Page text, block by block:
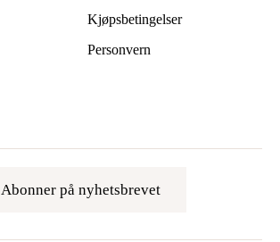
Kjøpsbetingelser
Personvern
Abonner på nyhetsbrevet